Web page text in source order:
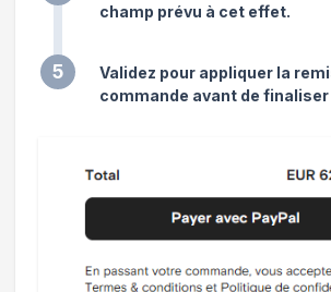
champ prévu à cet effet.
5
Validez pour appliquer la
commande avant de